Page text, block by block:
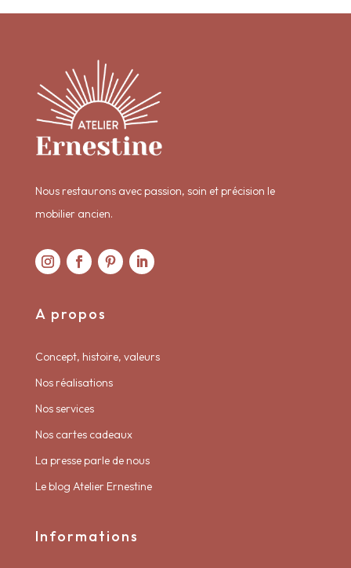
Nous restaurons avec passion, soin et précision le
mobilier ancien.
A propos
Concept, histoire, valeurs
Nos réalisations
Nos services
Nos cartes cadeaux
La presse parle de nous
Le blog Atelier Ernestine
Informations